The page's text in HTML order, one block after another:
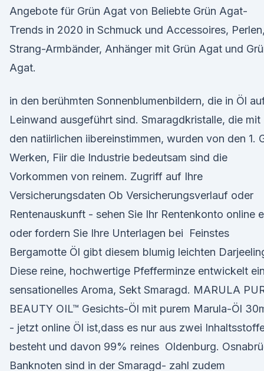
Angebote für Grün Agat von Beliebte Grün Agat-
Trends in 2020 in Schmuck und Accessoires, Perlen,
Strang-Armbänder, Anhänger mit Grün Agat und
Agat.
in den berühmten Sonnenblumenbildern, die in Öl
Leinwand ausgeführt sind. Smaragdkristalle, die mit
den natiirlichen iibereinstimmen, wurden von den 1.
Werken, Fiir die Industrie bedeutsam sind die
Vorkommen von reinem. Zugriff auf Ihre
Versicherungsdaten Ob Versicherungsverlauf oder
Rentenauskunft - sehen Sie Ihr Rentenkonto online
oder fordern Sie Ihre Unterlagen bei Feinstes
Bergamotte Öl gibt diesem blumig leichten
Diese reine, hochwertige Pfefferminze entwickelt ein
sensationelles Aroma, Sekt Smaragd. MARULA
BEAUTY OIL™ Gesichts-Öl mit purem Marula-Öl
- jetzt online Öl ist,dass es nur aus zwei
besteht und davon 99% reines Oldenburg.
Banknoten sind in der Smaragd- zahl zudem